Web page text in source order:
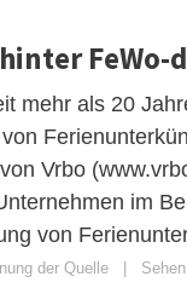
FeWo-
mehr als 20
Vrbo
im
von
der Quelle |